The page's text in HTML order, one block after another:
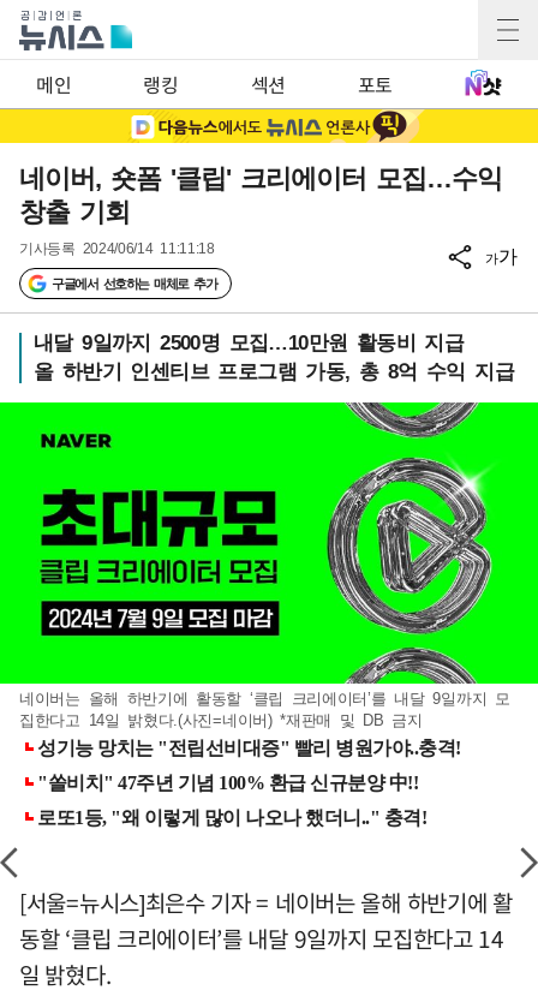
메인 랭킹 섹션 포토
네이버, 숏폼 '클립' 크리에이터 모집…수익
창출 기회
기사등록 2024/06/14 11:11:18
구글에서 선호하는 매체로 추가
가가
내달 9일까지 2500명 모집…10만원 활동비 지급
올 하반기 인센티브 프로그램 가동, 총 8억 수익 지급
네이버는 올해 하반기에 활동할 ‘클립 크리에이터’를 내달 9일까지 모
집한다고 14일 밝혔다.(사진=네이버) *재판매 및 DB 금지
[서울=뉴시스]최은수 기자 = 네이버는 올해 하반기에 활
동할 ‘클립 크리에이터’를 내달 9일까지 모집한다고 14
일 밝혔다.